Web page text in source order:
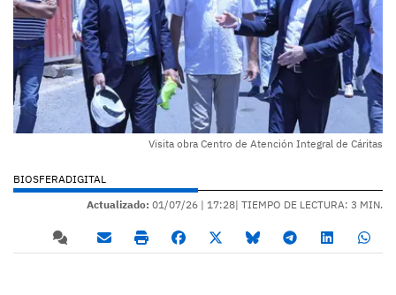
Visita obra Centro de Atención Integral de Cáritas
BIOSFERADIGITAL
Actualizado: 01/07/26 | 17:28| TIEMPO DE LECTURA: 3 MIN.